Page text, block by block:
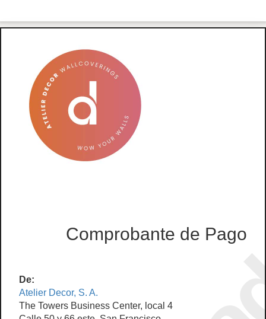
Comprobante de Pago
De:
Atelier Decor, S. A.
The Towers Business Center, local 4